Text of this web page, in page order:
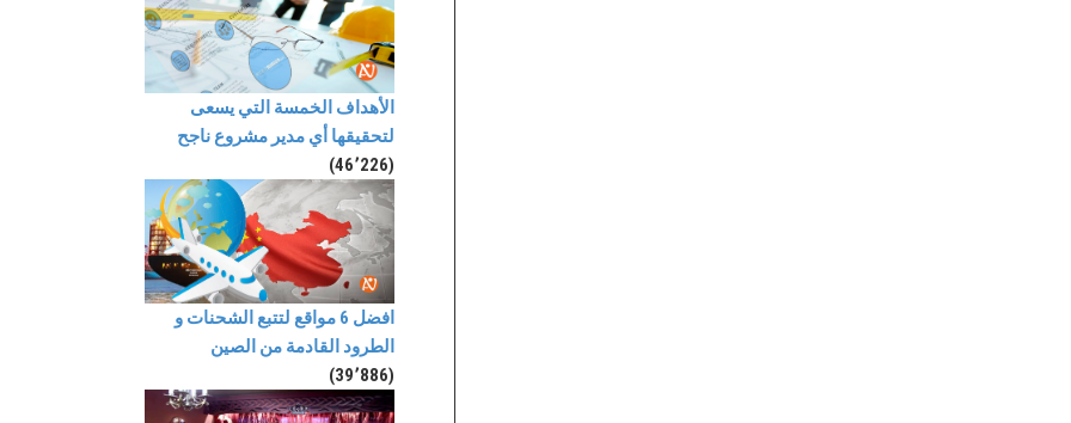
الأهداف الخمسة التي يسعى
لتحقيقها أي مدير مشروع ناجح
(46٬226)
افضل 6 مواقع لتتبع الشحنات و
الطرود القادمة من الصين
(39٬886)